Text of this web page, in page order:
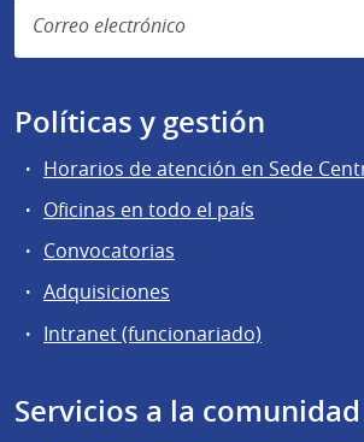
Políticas y gestión
Horarios de atención en Sede
Oficinas en todo el país
Convocatorias
Adquisiciones
Intranet (funcionariado)
Servicios a la comunidad